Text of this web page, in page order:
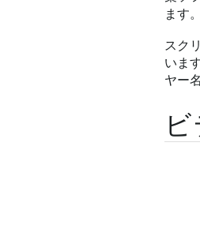
ます。
スク
いま
ヤー